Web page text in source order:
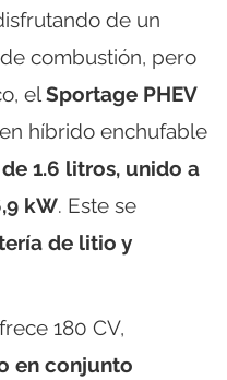
de un
combustión, pero
elSportage PHEV
híbrido enchufable
1.6 litros, unido a
kW. Este se
de litio y
180 CV,
en conjunto